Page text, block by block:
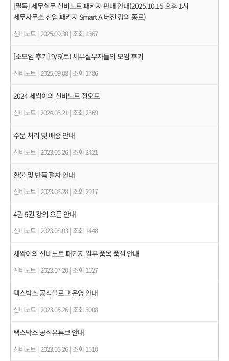
[필독] 세무실무 신비노트 패키지 판매 안내(2025.10.15 오후 1시
세무사무소 신입 패키지 Smart A 버전 강의 종료)
신비노트 | 2025.09.30 | 조회 1367
[소모임 후기] 9/6(토) 세무실무자들의 모임 후기
신비노트 | 2025.09.08 | 조회 1786
2024 세싹이의 신비노트 정오표
신비노트 | 2024.03.21 | 조회 2369
주문 처리 및 배송 안내
신비노트 | 2023.05.26 | 조회 2421
환불 및 반품 절차 안내
신비노트 | 2023.03.28 | 조회 2917
4권 5권 강의 오픈 안내
신비노트 | 2023.08.03 | 조회 1448
세싹이의 신비노트 패키지 일부 품목 품절 안내
신비노트 | 2023.07.20 | 조회 1527
택스박스 공식블로그 운영 안내
신비노트 | 2023.05.26 | 조회 3008
택스박스 공식유튜브 안내
신비노트 | 2023.05.26 | 조회 1510